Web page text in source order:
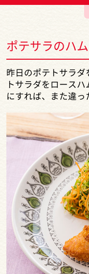
ポテサラのハ
昨日のポテトサラ
トサラダをロース
にすれば、また違っ